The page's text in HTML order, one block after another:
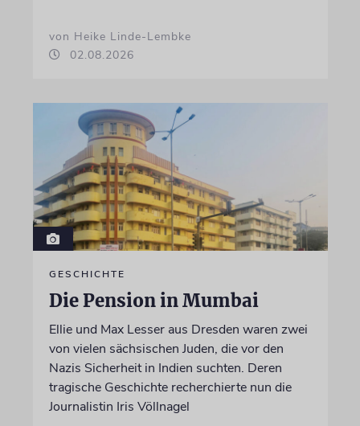
von Heike Linde-Lembke
02.08.2026
GESCHICHTE
Die Pension in Mumbai
Ellie und Max Lesser aus Dresden waren zwei
von vielen sächsischen Juden, die vor den
Nazis Sicherheit in Indien suchten. Deren
tragische Geschichte recherchierte nun die
Journalistin Iris Völlnagel